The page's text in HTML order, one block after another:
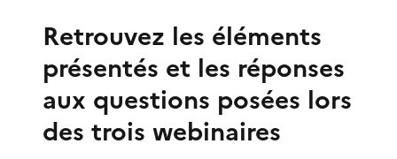
Retrouvez les éléments
présentés et les réponses
aux questions posées lors
des trois webinaires